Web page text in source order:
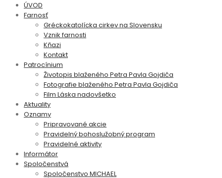
ÚVOD
Farnosť
Gréckokatolícka cirkev na Slovensku
Vznik farnosti
Kňazi
Kontakt
Patrocínium
Životopis blaženého Petra Pavla Gojdiča
Fotografie blaženého Petra Pavla Gojdiča
Film Láska nadovšetko
Aktuality
Oznamy
Pripravované akcie
Pravidelný bohoslužobný program
Pravidelné aktivity
Informátor
Spoločenstvá
Spoločenstvo MICHAEL